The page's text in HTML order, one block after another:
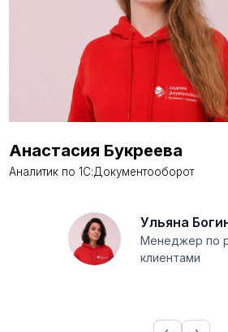
Анастасия Букреева
Аналитик по 1С:Документооборот
Ульяна
Менеджер по
клиентами